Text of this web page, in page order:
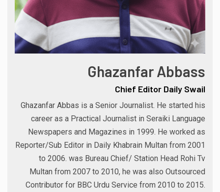
Ghazanfar Abbass
Chief Editor Daily Swail
Ghazanfar Abbas is a Senior Journalist. He started his
career as a Practical Journalist in Seraiki Language
Newspapers and Magazines in 1999. He worked as
Reporter/Sub Editor in Daily Khabrain Multan from 2001
to 2006. was Bureau Chief/ Station Head Rohi Tv
Multan from 2007 to 2010, he was also Outsourced
Contributor for BBC Urdu Service from 2010 to 2015.